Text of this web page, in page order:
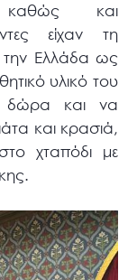
καθώς και
είχαν τη
την Ελλάδα ως
υλικό του
δώρα και να
και κρασιά,
στο χταπόδι με